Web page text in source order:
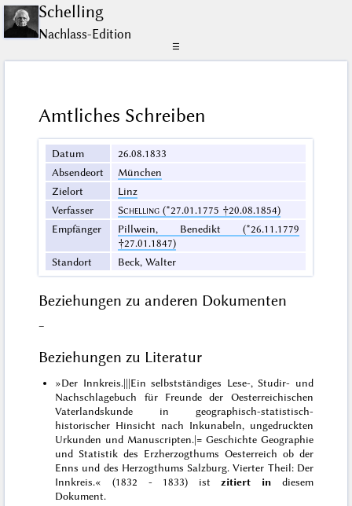
Schelling
Nachlass-Edition
☰
Amtliches Schreiben
Datum
26.08.1833
Absendeort
München
Zielort
Linz
Verfasser
Schelling (*27.01.1775 †20.08.1854)
Empfänger
Pillwein, Benedikt (*26.11.1779
†27.01.1847)
Standort
Beck, Walter
Beziehungen zu anderen Dokumenten
–
Beziehungen zu Literatur
»Der Innkreis.|||Ein selbstständiges Lese-, Studir- und
Nachschlagebuch für Freunde der Oesterreichischen
Vaterlandskunde in geographisch-statistisch-
historischer Hinsicht nach Inkunabeln, ungedruckten
Urkunden und Manuscripten.|= Geschichte Geographie
und Statistik des Erzherzogthums Oesterreich ob der
Enns und des Herzogthums Salzburg. Vierter Theil: Der
Innkreis.« (1832 - 1833) istzitiert in diesem
Dokument.